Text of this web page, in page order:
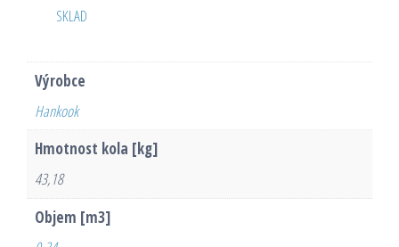
SKLAD
Výrobce
Hankook
Hmotnost kola [kg]
43,18
Objem [m3]